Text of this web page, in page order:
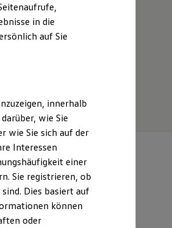
in die
auf Sie
innerhalb
wie Sie
wie Sie sich auf der
Interessen
einer
Sie registrieren, ob
Dies basiert auf
können
oder